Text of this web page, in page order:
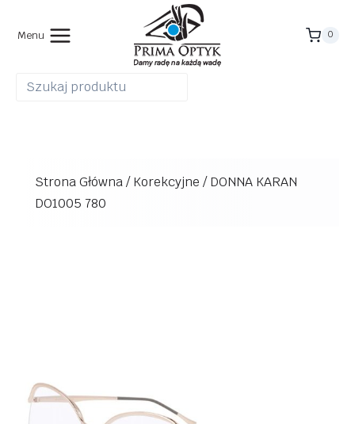
Menu 0
Strona Główna/Korekcyjne /DONNA KARAN
DO1005 780